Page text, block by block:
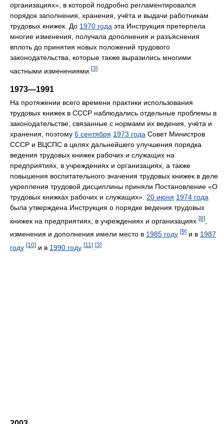
организациях», в которой подробно регламентировался
порядок заполнения, хранения, учёта и выдачи работникам
трудовых книжек. До 1970 года эта Инструкция претерпела
многие изменения, получала дополнения и разъяснения
вплоть до принятия новых положений трудового
законодательства, которые также выразились многими
частными изменениями. [3]
1973—1991
На протяжении всего времени практики использования
трудовых книжек в СССР наблюдались отдельные проблемы в
законодательстве, связанные с нормами их ведения, учёта и
хранения, поэтому 6 сентября 1973 года Совет Министров
СССР и ВЦСПС в целях дальнейшего улучшения порядка
ведения трудовых книжек рабочих и служащих на
предприятиях, в учреждениях и организациях, а также
повышения воспитательного значения трудовых книжек в деле
укрепления трудовой дисциплины приняли Постановление «О
трудовых книжках рабочих и служащих». 20 июня 1974 года
была утверждена Инструкция о порядке ведения трудовых
книжек на предприятиях, в учреждениях и организациях [8]
изменения и дополнения имели место в 1985 году [9] и в 1987
году [10] и в 1990 году [11] [3]